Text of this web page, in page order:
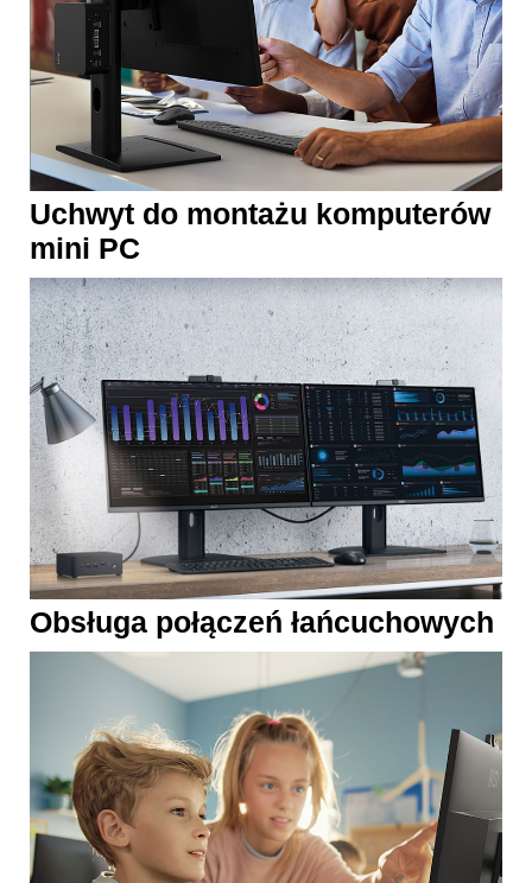
Uchwyt do montażu komputerów
mini PC
Obsługa połączeń łańcuchowych